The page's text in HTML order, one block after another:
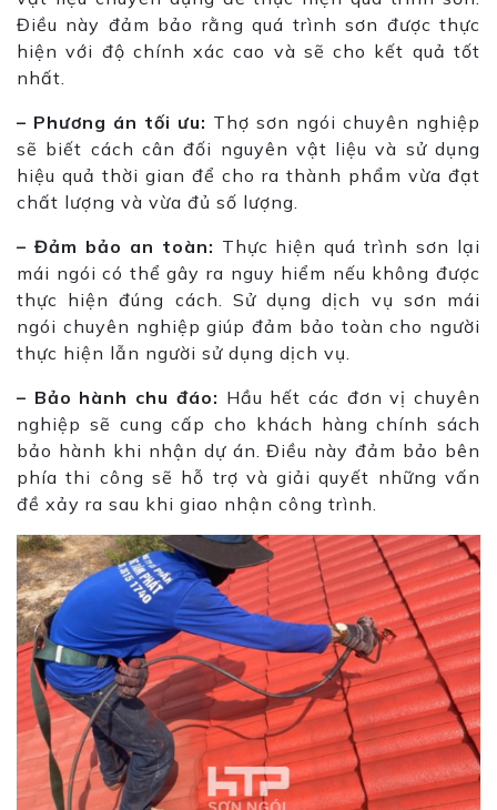
Điều này đảm bảo rằng quá trình sơn được thực
hiện với độ chính xác cao và sẽ cho kết quả tốt
nhất.
– Phương án tối ưu: Thợ sơn ngói chuyên nghiệp
sẽ biết cách cân đối nguyên vật liệu và sử dụng
hiệu quả thời gian để cho ra thành phẩm vừa đạt
chất lượng và vừa đủ số lượng.
– Đảm bảo an toàn: Thực hiện quá trình sơn lại
mái ngói có thể gây ra nguy hiểm nếu không được
thực hiện đúng cách. Sử dụng dịch vụ sơn mái
ngói chuyên nghiệp giúp đảm bảo toàn cho người
thực hiện lẫn người sử dụng dịch vụ.
– Bảo hành chu đáo: Hầu hết các đơn vị chuyên
nghiệp sẽ cung cấp cho khách hàng chính sách
bảo hành khi nhận dự án. Điều này đảm bảo bên
phía thi công sẽ hỗ trợ và giải quyết những vấn
đề xảy ra sau khi giao nhận công trình.